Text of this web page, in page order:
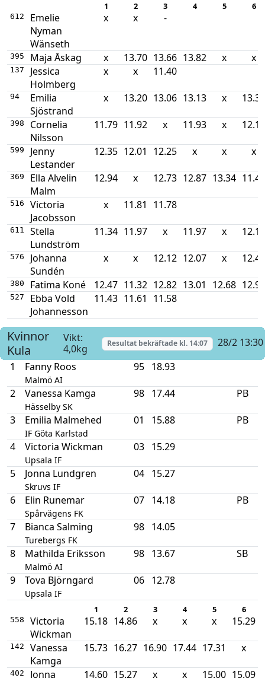
1 2 3 4 5 6
612
Emelie
Nyman
Wänseth
x x -
395 Maja Åskag x 13.70 13.66 13.82 x x
137
Jessica
Holmberg
x x 11.40
94
Emilia
Sjöstrand
x 13.20 13.06 13.13 x 13.31
398
Cornelia
Nilsson
11.79 11.92 x 11.93 x 12.11
599
Jenny
Lestander
12.35 12.01 12.25 x x x
369
Ella Alvelin
Malm
12.94 x 12.73 12.87 13.34 11.40
516
Victoria
Jacobsson
x 11.81 11.78
611
Stella
Lundström
11.34 11.97 x 11.97 x 12.15
576
Johanna
Sundén
x x 12.12 12.07 x 12.40
380 Fatima Koné 12.47 11.32 12.82 13.01 12.68 12.92
527
Ebba Vold
Johannesson
11.43 11.61 11.58
Kvinnor
Kula
Vikt:
4,0kg
Resultat bekräftade kl.14:07
28/2 13:30
1
Fanny Roos
Malmö AI
95 18.93
2 Vanessa Kamga
Hässelby SK
98 17.44 PB
3 Emilia Malmehed
IF Göta Karlstad
01 15.88 PB
4 Victoria Wickman
Upsala IF
03 15.29
5 Jonna Lundgren
Skruvs IF
04 15.27
6 Elin Runemar
Spårvägens FK
07 14.18 PB
7 Bianca Salming
Turebergs FK
98 14.05
8 Mathilda Eriksson
Malmö AI
98 13.67 SB
9 Tova Björngard
Upsala IF
06 12.78
1 2 3 4 5 6
558
Victoria
Wickman
15.18 14.86 x x x 15.29
142
Vanessa
Kamga
15.73 16.27 16.90 17.44 17.31 x
402
Jonna
14.60 15.27 x x 15.00 15.09